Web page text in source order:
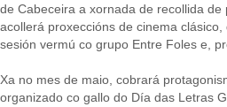
de Cabeceira a xornada de recollida
acollerá proxeccións de cinema
sesión vermú co grupo Entre Foles e,
Xa no mes de maio, cobrará
organizado co gallo do Día das Letras